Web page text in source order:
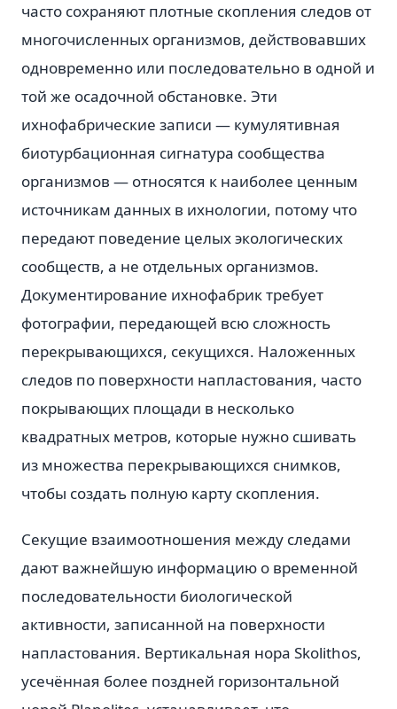
часто сохраняют плотные скопления следов от
многочисленных организмов, действовавших
одновременно или последовательно в одной и
той же осадочной обстановке. Эти
ихнофабрические записи — кумулятивная
биотурбационная сигнатура сообщества
организмов — относятся к наиболее ценным
источникам данных в ихнологии, потому что
передают поведение целых экологических
сообществ, а не отдельных организмов.
Документирование ихнофабрик требует
фотографии, передающей всю сложность
перекрывающихся, секущихся. Наложенных
следов по поверхности напластования, часто
покрывающих площади в несколько
квадратных метров, которые нужно сшивать
из множества перекрывающихся снимков,
чтобы создать полную карту скопления.
Секущие взаимоотношения между следами
дают важнейшую информацию о временной
последовательности биологической
активности, записанной на поверхности
напластования. Вертикальная нора Skolithos,
усечённая более поздней горизонтальной